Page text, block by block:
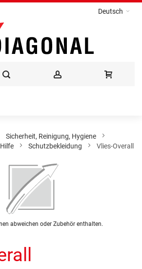
Deutsch
Sicherheit, Reinigung, Hygiene
Schutzbekleidung Vlies-Overall
abweichen oder Zubehör enthalten.